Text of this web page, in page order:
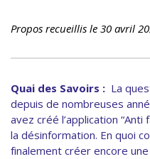
Propos recueillis le 30 avril
Quai des Savoirs : La
depuis de nombreuses
avez créé l’application
la désinformation. En quoi
finalement créer encore une